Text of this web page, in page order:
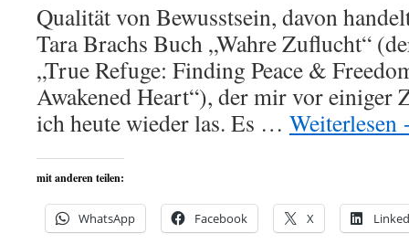
Qualität von Bewusstsein, davon
Tara Brachs Buch „Wahre Zuflucht“
„True Refuge: Finding Peace &
Awakened Heart“), der mir vor einiger
ich heute wieder las. Es … Weiterlesen
mit anderen teilen:
WhatsApp Facebook X